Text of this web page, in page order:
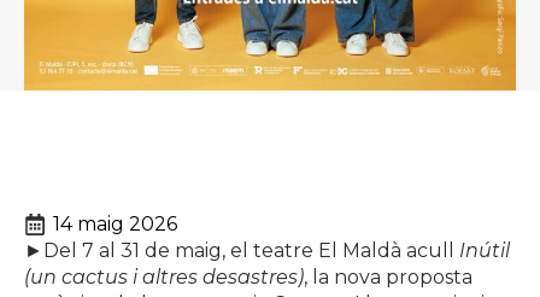
14 maig 2026
►Del 7 al 31 de maig, el teatre El Maldà acull Inútil
(un cactus i altres desastres), la nova proposta